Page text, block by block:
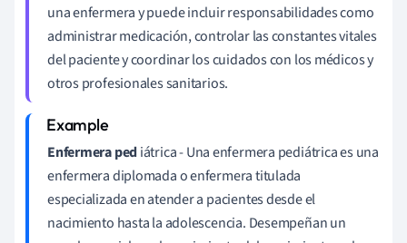
una enfermera y puede incluir responsabilidades como
administrar medicación, controlar las constantes vitales
del paciente y coordinar los cuidados con los médicos y
otros profesionales sanitarios.
Enfermera pediátrica - Una enfermera pediátrica es una
enfermera diplomada o enfermera titulada
especializada en atender a pacientes desde el
nacimiento hasta la adolescencia. Desempeñan un